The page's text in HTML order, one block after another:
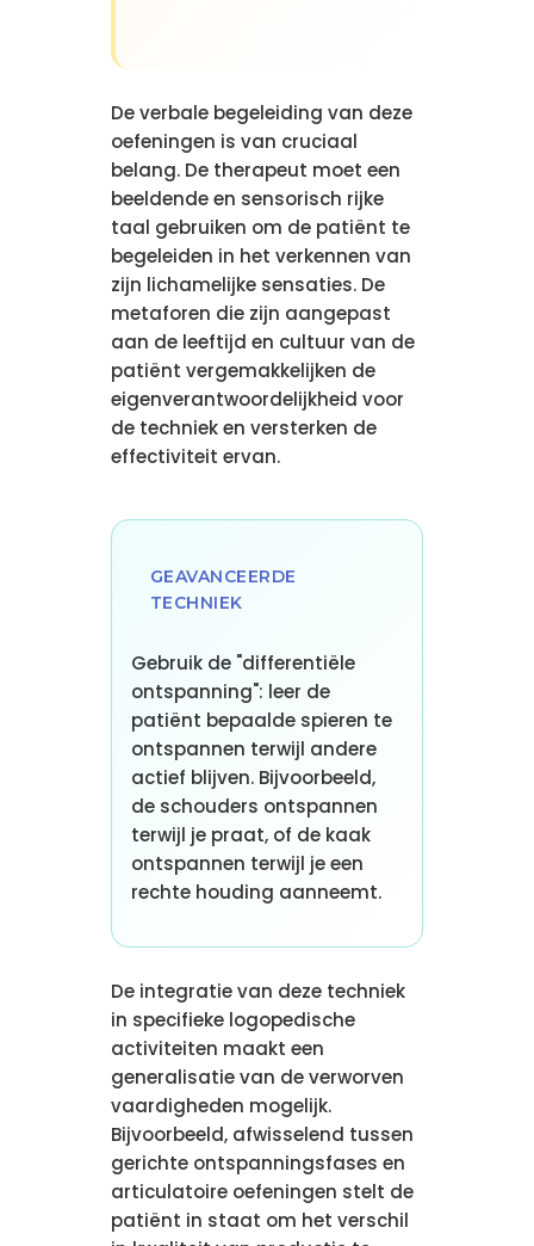
De verbale begeleiding van deze
oefeningen is van cruciaal
belang. De therapeut moet een
beeldende en sensorisch rijke
taal gebruiken om de patiënt te
begeleiden in het verkennen van
zijn lichamelijke sensaties. De
metaforen die zijn aangepast
aan de leeftijd en cultuur van de
patiënt vergemakkelijken de
eigenverantwoordelijkheid voor
de techniek en versterken de
effectiviteit ervan.
GEAVANCEERDE
TECHNIEK
Gebruik de "differentiële
ontspanning": leer de
patiënt bepaalde spieren te
ontspannen terwijl andere
actief blijven. Bijvoorbeeld,
de schouders ontspannen
terwijl je praat, of de kaak
ontspannen terwijl je een
rechte houding aanneemt.
De integratie van deze techniek
in specifieke logopedische
activiteiten maakt een
generalisatie van de verworven
vaardigheden mogelijk.
Bijvoorbeeld, afwisselend tussen
gerichte ontspanningsfases en
articulatoire oefeningen stelt de
patiënt in staat om het verschil